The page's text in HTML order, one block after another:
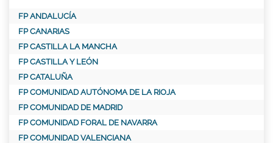
FP ANDALUCÍA
FP CANARIAS
FP CASTILLA LA MANCHA
FP CASTILLA Y LEÓN
FP CATALUÑA
FP COMUNIDAD AUTÓNOMA DE LA RIOJA
FP COMUNIDAD DE MADRID
FP COMUNIDAD FORAL DE NAVARRA
FP COMUNIDAD VALENCIANA